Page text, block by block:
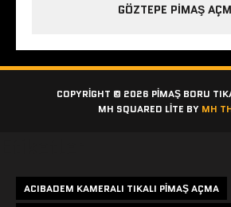
GÖZTEPE PIMAŞ
COPYRIGHT © 2026 PIMAŞ BORU
MH SQUARED LITE BY MH
ACIBADEM KAMERALI TIKALI PIMAŞ AÇMA